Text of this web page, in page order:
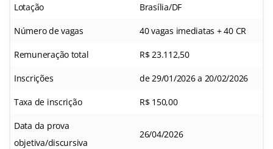
Lotação Brasília/DF
Número de vagas 40 vagas imediatas + 40 CR
Remuneração total R$ 23.112,50
Inscrições de 29/01/2026 a 20/02/2026
Taxa de inscrição R$ 150,00
Data da prova
objetiva/discursiva
26/04/2026